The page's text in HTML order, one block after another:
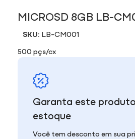
MICROSD 8GB LB-
SKU: LB-CM001
500 pçs/cx
Garanta este
estoque
Você tem desconto em sua